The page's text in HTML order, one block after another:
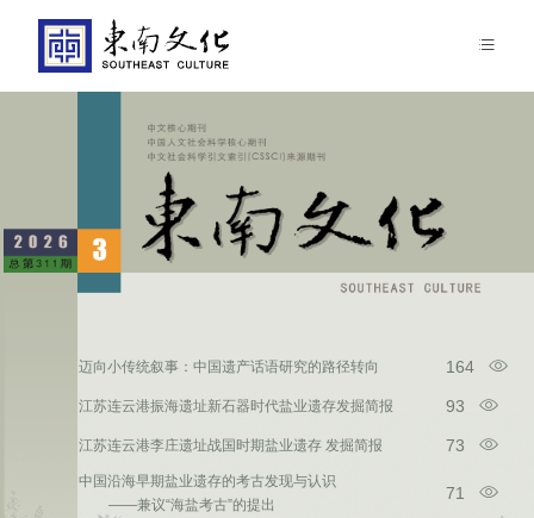
迈向小传统叙事：中国遗产话语研究的路径转向 164
江苏连云港振海遗址新石器时代盐业遗存发掘简报 93
江苏连云港李庄遗址战国时期盐业遗存 发掘简报 73
中国沿海早期盐业遗存的考古发现与认识
——兼议“海盐考古”的提出
71